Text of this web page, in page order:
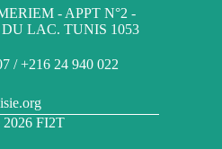
- APPT N°2 -
LAC. TUNIS 1053
/ +216 24 940 022
FI2T